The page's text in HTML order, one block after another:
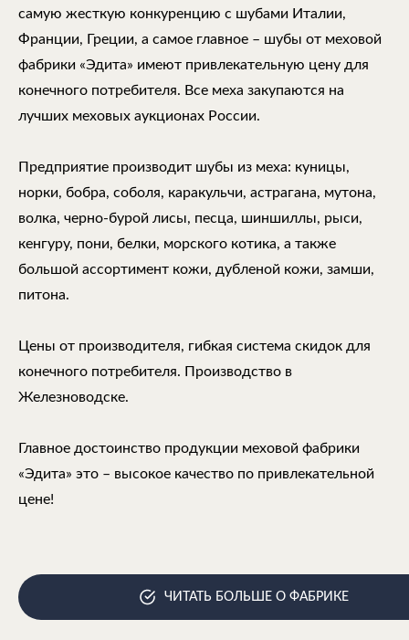
самую жесткую конкуренцию с шубами Италии,
Франции, Греции, а самое главное – шубы от меховой
фабрики «Эдита» имеют привлекательную цену для
конечного потребителя. Все меха закупаются на
лучших меховых аукционах России.
Предприятие производит шубы из меха: куницы,
норки, бобра, соболя, каракульчи, астрагана, мутона,
волка, черно-бурой лисы, песца, шиншиллы, рыси,
кенгуру, пони, белки, морского котика, а также
большой ассортимент кожи, дубленой кожи, замши,
питона.
Цены от производителя, гибкая система скидок для
конечного потребителя. Производство в
Железноводске.
Главное достоинство продукции меховой фабрики
«Эдита» это – высокое качество по привлекательной
цене!
ЧИТАТЬ БОЛЬШЕ О ФАБРИКЕ